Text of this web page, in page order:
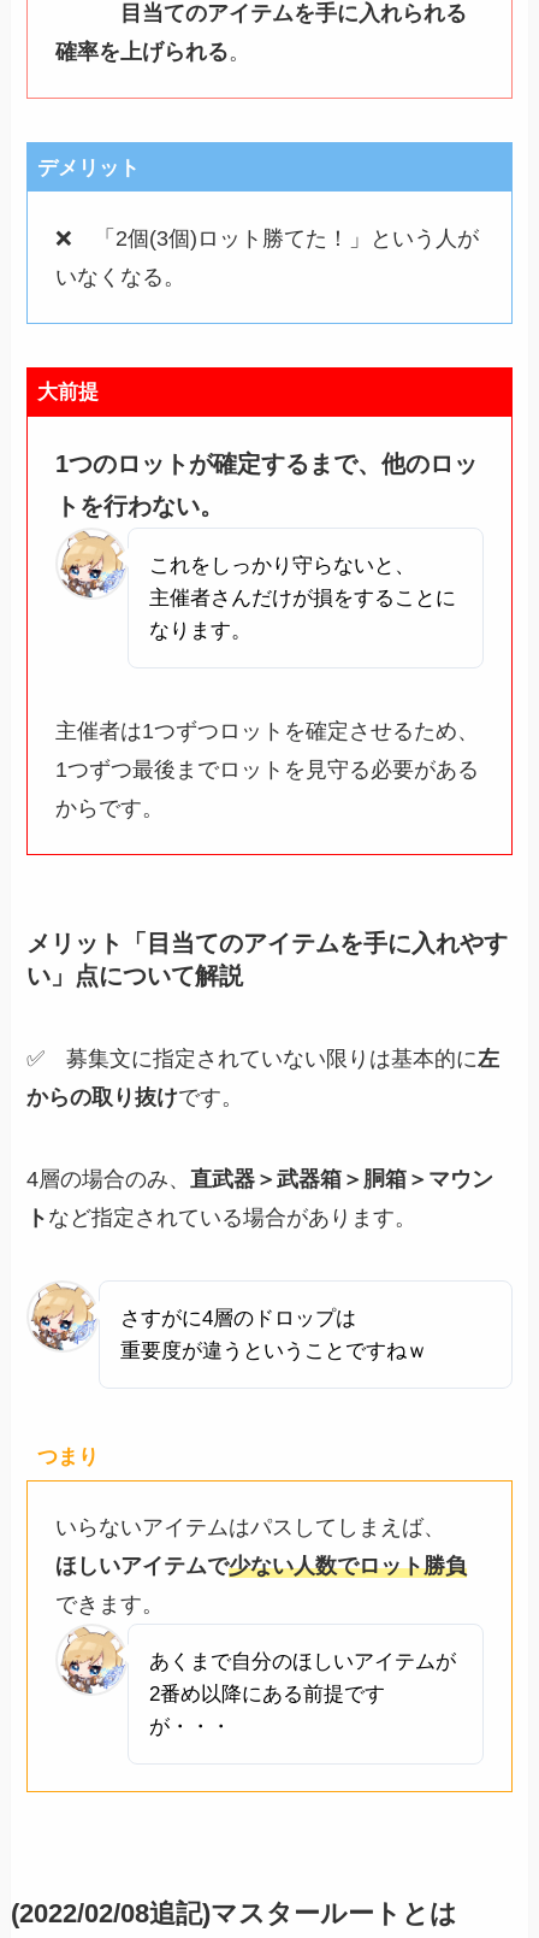
目当てのアイテムを手に入れられる
確率を上げられる。
デメリット
❌ 「2個(3個)ロット勝てた！」という人が
いなくなる。
大前提
1つのロットが確定するまで、他のロッ
トを行わない。
これをしっかり守らないと、
主催者さんだけが損をすることに
なります。
主催者は1つずつロットを確定させるため、
1つずつ最後までロットを見守る必要がある
からです。
メリット「目当てのアイテムを手に入れやす
い」点について解説
✅ 募集文に指定されていない限りは基本的に左
からの取り抜けです。
4層の場合のみ、 直武器＞武器箱＞胴箱＞マウン
ト など指定されている場合があります。
さすがに4層のドロップは
重要度が違うということですねｗ
つまり
いらないアイテムはパスしてしまえば、
ほしいアイテムで少ない人数でロット勝負
できます。
あくまで自分のほしいアイテムが
2番め以降にある前提です
が・・・
(2022/02/08追記)マスタールートとは